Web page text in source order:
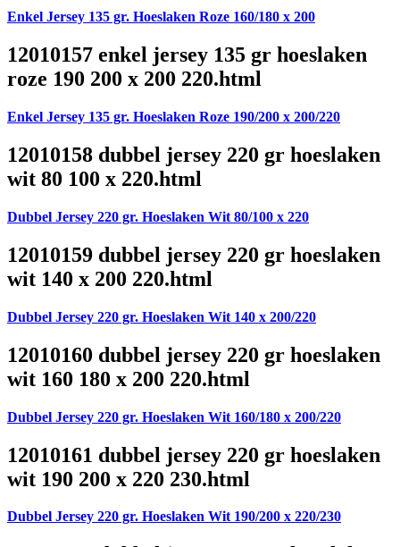
Enkel Jersey 135 gr. Hoeslaken Roze 160/180 x 200
12010157 enkel jersey 135 gr hoeslaken
roze 190 200 x 200 220.html
Enkel Jersey 135 gr. Hoeslaken Roze 190/200 x 200/220
12010158 dubbel jersey 220 gr hoeslaken
wit 80 100 x 220.html
Dubbel Jersey 220 gr. Hoeslaken Wit 80/100 x 220
12010159 dubbel jersey 220 gr hoeslaken
wit 140 x 200 220.html
Dubbel Jersey 220 gr. Hoeslaken Wit 140 x 200/220
12010160 dubbel jersey 220 gr hoeslaken
wit 160 180 x 200 220.html
Dubbel Jersey 220 gr. Hoeslaken Wit 160/180 x 200/220
12010161 dubbel jersey 220 gr hoeslaken
wit 190 200 x 220 230.html
Dubbel Jersey 220 gr. Hoeslaken Wit 190/200 x 220/230